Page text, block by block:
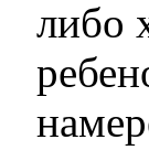
либо